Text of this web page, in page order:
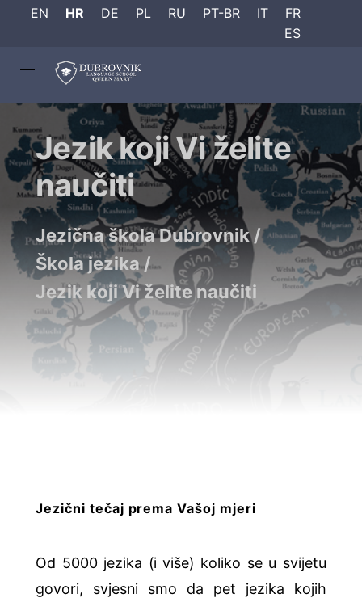
EN HR DE PL RU PT-BR IT
FR
ES
Jezik koji Vi želite
naučiti
Jezična škola Dubrovnik/
Škola jezika/
Jezik koji Vi želite naučiti
Jezični tečaj prema Vašoj mjeri
Od 5000 jezika (i više) koliko se u svijetu
govori, svjesni smo da pet jezika kojih